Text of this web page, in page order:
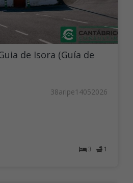
de Isora (Guía de
38aripe14052026
3 1